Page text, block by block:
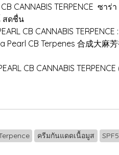
CB CANNABIS
สดชื่น
CB CANNABIS
Pearl CB Terpenes 合成大麻
CB CANNABIS
ครีมกันแดดเนื้อมูส